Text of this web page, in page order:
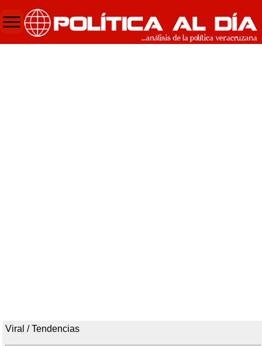
Viral / Tendencias